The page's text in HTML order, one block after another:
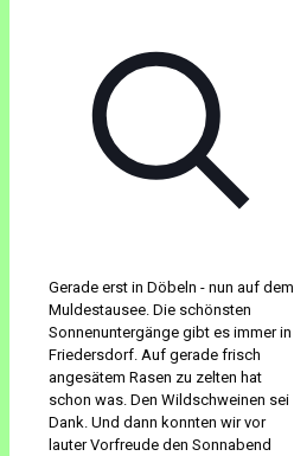
Gerade erst in Döbeln - nun auf dem
Muldestausee. Die schönsten
Sonnenuntergänge gibt es immer in
Friedersdorf. Auf gerade frisch
angesätem Rasen zu zelten hat
schon was. Den Wildschweinen sei
Dank. Und dann konnten wir vor
lauter Vorfreude den Sonnabend